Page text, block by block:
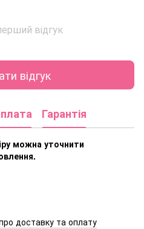
відгук
відгук
Гарантія
можна уточнити
доставку та оплату